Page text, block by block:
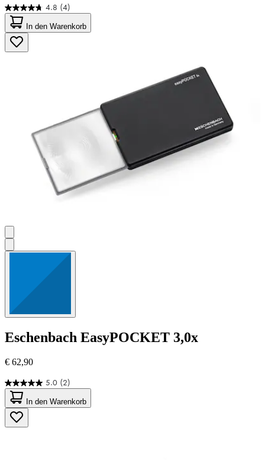
4.8 (4)
4.8
von
5
Sternen.
4
In den Warenkorb
Eschenbach EasyPOCKET 3,0x
€ 62,90
5.0 (2)
5.0
von
5
Sternen.
2
In den Warenkorb